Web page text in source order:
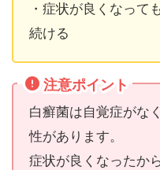
・症状が良くなって
続ける
注意ポイント
白癬菌は自覚症がな
性があります。
症状が良くなったか